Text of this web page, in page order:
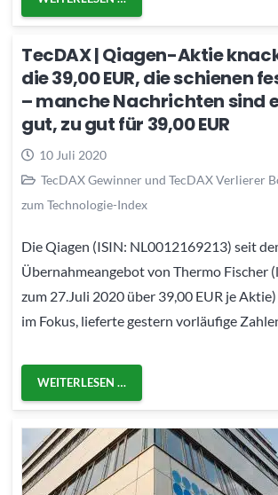
TecDAX | Qiagen-Aktie
die 39,00 EUR, die schienen
– manche Nachrichten sind
gut, zu gut für 39,00 EUR
10 Juli 2020
TecDAX Gewinner und TecDAX Verlierer
zum Technologie-Index
Die Qiagen (ISIN: NL0012169213) seit
Übernahmeangebot von Thermo Fischer
zum 27.Juli 2020 über 39,00 EUR je
im Fokus, lieferte gestern vorläufige
WEITERLESEN …